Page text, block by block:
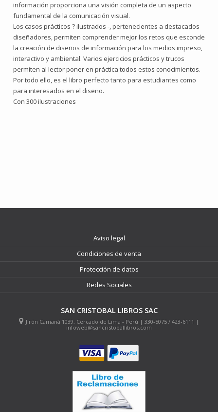
información proporciona una visión completa de un aspecto
fundamental de la comunicación visual.
Los casos prácticos ? ilustrados -, pertenecientes a destacados
diseñadores, permiten comprender mejor los retos que esconde
la creación de diseños de información para los medios impreso,
interactivo y ambiental. Varios ejercicios prácticos y trucos
permiten al lector poner en práctica todos estos conocimientos.
Por todo ello, es el libro perfecto tanto para estudiantes como
para interesados en el diseño.
Con 300 ilustraciones
Aviso legal
Condiciones de venta
Protección de datos
Redes Sociales
SAN CRISTOBAL LIBROS SAC
Jirón Camaná 1039, Cercado de Lima - Perú | 330-5075 / 423-6111 |
infoweb@sancristoballibros.com